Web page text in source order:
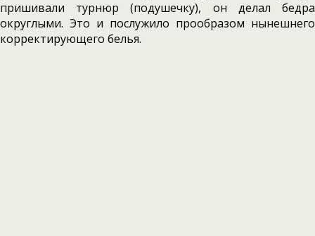
пришивали турнюр (подушечку), он делал бедра
округлыми. Это и послужило прообразом нынешнего
корректирующего белья.